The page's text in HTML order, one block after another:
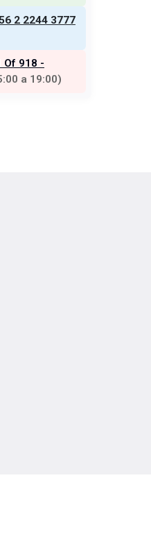
2 2244 3777
Of 918 -
a 19:00)